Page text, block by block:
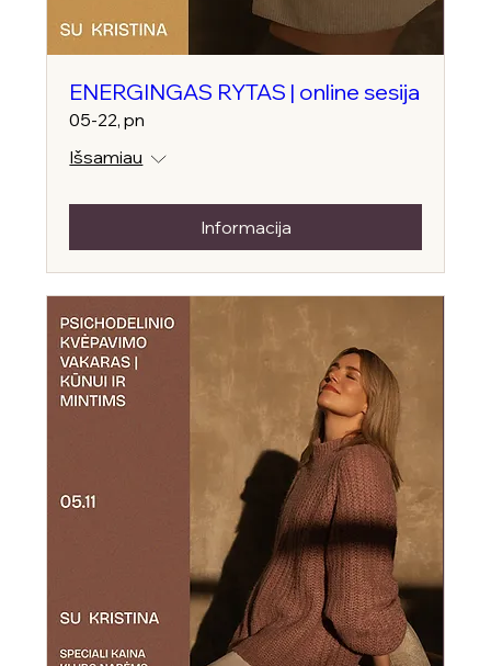
ENERGINGAS RYTAS | online sesija
05-22, pn
Išsamiau
Informacija